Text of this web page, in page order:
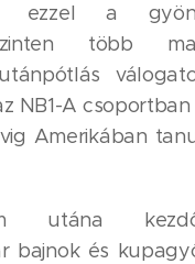
ezzel a
több
NB1-A csoportban
Amerikában
utána
bajnok és